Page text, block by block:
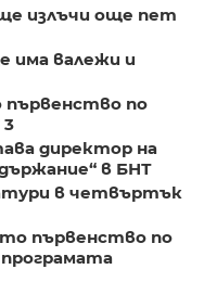
излъчи още пет
има валежи и
първенство по
директор на
в БНТ
в четвъртък
първенство по